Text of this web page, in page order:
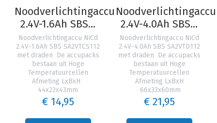
Noodverlichtingaccu
2.4V-1.6Ah SBS...
Noodverlichtingaccu NiCd
2.4V-1.6Ah SBS SA2VTCS112
met draden De accupacks
bestaan uit Hoge
Temperatuurcellen
Afmeting LxBxH
44x22x43mm
€ 14,95
Noodverlichtingaccu
2.4V-4.0Ah SBS...
Noodverlichtingaccu NiCd
2.4V-4.0Ah SBS SA2VTD112
met draden De accupacks
bestaan uit Hoge
Temperatuurcellen
Afmeting LxBxH
66x33x60mm
€ 21,95